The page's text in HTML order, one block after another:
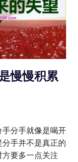
慢慢积累
分手就像是喝开
手并不是真正的
要多一点关注